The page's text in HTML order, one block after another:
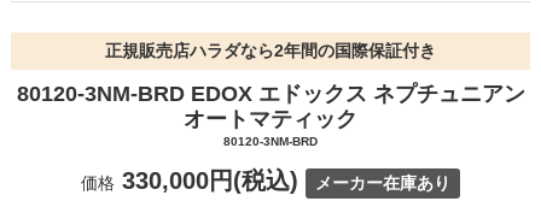
正規販売店ハラダなら2年間の国際保証付き
80120-3NM-BRD EDOX エドックス ネプチュニアン
オートマティック
80120-3NM-BRD
価格 330,000円(税込) メーカー在庫あり